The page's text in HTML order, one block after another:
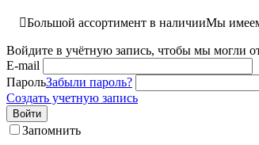
Большой ассортимент в наличииМы имеем
Войдите в учётную запись, чтобы мы могли
E-mail
ПарольЗабыли пароль?
Создать учетную запись
Войти
Запомнить